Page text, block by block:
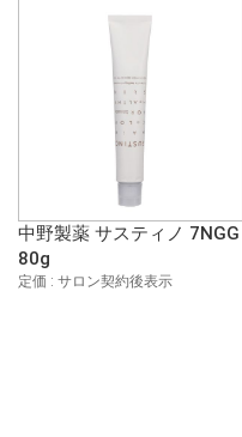
中野製薬 サスティノ 7NGG
80g
定価 : サロン契約後表示